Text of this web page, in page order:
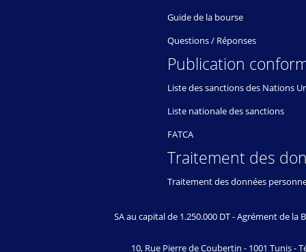
Guide de la bourse
Questions / Réponses
Publication
Liste des sanctions des Nations
Liste nationale des sanctions
FATCA
Traitement des
Traitement des données
SA au capital de 1.250.000 DT - Agrément de la
10, Rue Pierre de Coubertin - 1001 Tunis -